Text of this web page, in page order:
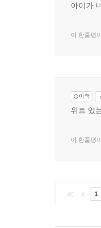
아이가
이 한줄평
종이책
위트 있
이 한줄평
1